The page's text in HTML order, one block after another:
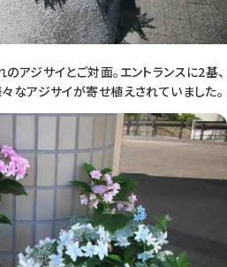
アジサイとご対面。エントランスに2基、
なアジサイが寄せ植えされていました。